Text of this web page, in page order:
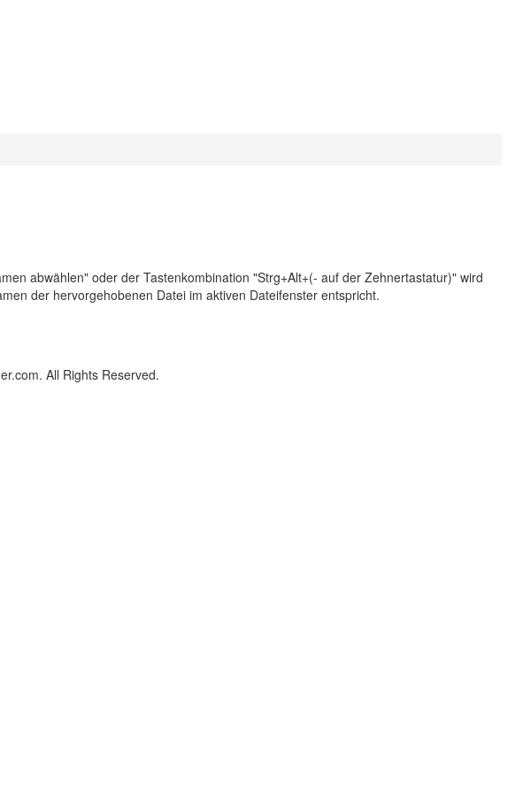
abwählen" oder der Tastenkombination "Strg+Alt+(- auf der Zehnertastatur)" wird
der hervorgehobenen Datei im aktiven Dateifenster entspricht.
All Rights Reserved.